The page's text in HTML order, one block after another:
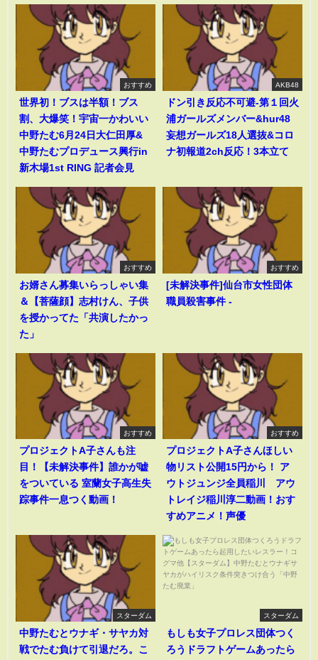
おすすめ
世界初！ブスは半額！ブス
割、大爆笑！宇宙一かわいい
中野たむ6月24日大仁田厚&
中野たむプロデュース興行in
新木場1st RING 記者会見
AKB48
ドン引き反応不可避-第１回火
浦ガールズメンバー&hur48
妄想ガールズ18人選抜&コロ
ナ初報道2ch反応！3本立て
おすすめ
お婿さん募集いらっしゃい集
＆【菩薩顔】志村けん、子供
を授かってた「共演したかっ
た」
おすすめ
[未解決事件]仙台市女性団体
職員殺害事件 -
おすすめ
プロジェクトA子さんも注
目！【未解決事件】誰かが嘘
をついている 室蘭女子高生失
踪事件一息つく動画！
おすすめ
プロジェクトA子さんほしい
物リスト公開15円から！ ア
ウトジュンジ全員稲川 アウ
トレイジ稲川淳二動画！おす
すめアニメ！声優
スターダム
中野たむとウナギ・サヤカ対
戦でたむ負けて引退だろ。こ
スターダム
もしも女子プロレス団体つく
ろうドラフトゲームあったら